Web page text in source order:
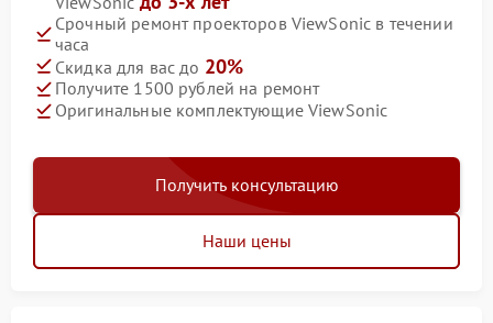
Срочный ремонт проекторов ViewSonic в течении
часа
Скидка для вас до 20%
Получите 1500 рублей на ремонт
Оригинальные комплектующие ViewSonic
Получить консультацию
Наши цены